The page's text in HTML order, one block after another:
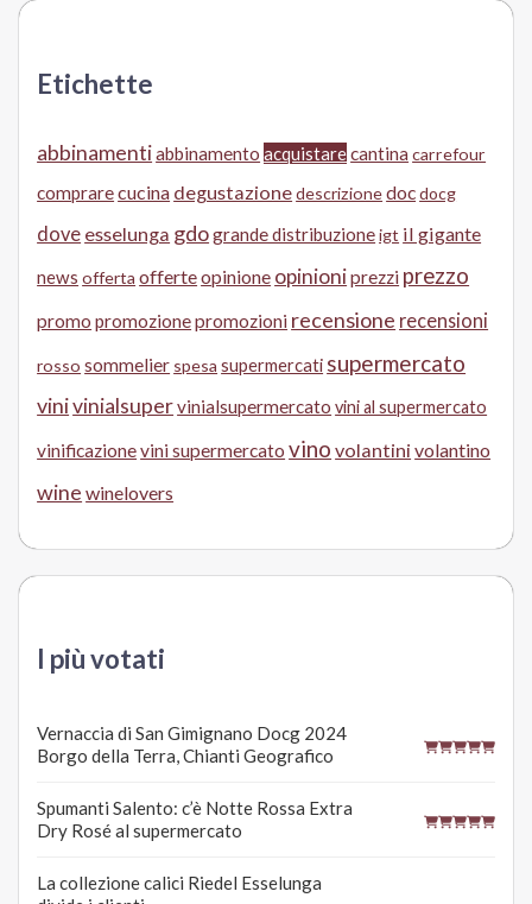
Etichette
abbinamentiabbinamento acquistarecantina carrefour
comprarecucina degustazionedescrizionedocdocg
dove esselunga gdogrande distribuzioneigt il gigante
news offerta offerteopinione opinioniprezzi prezzo
promo promozionepromozioni recensione recensioni
rosso sommelier spesa supermercati supermercato
vinivinialsupervinialsupermercato vini al supermercato
vinificazionevini supermercato vino volantini volantino
wine winelovers
I più votati
Vernaccia di San Gimignano Docg 2024
Borgo della Terra, Chianti Geografico
Spumanti Salento: c’è Notte Rossa Extra
Dry Rosé al supermercato
La collezione calici Riedel Esselunga